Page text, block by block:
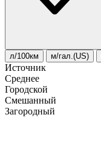
л/100км м/гал.(US)
Источник
Среднее
Городской
Смешанный
Загородный